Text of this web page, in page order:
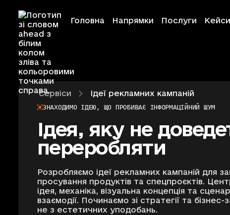
Головна Напрямки
Ahead Creative
Ahead Event
Ahead
Послуги Кейси
Сервіси Ідеї рекламних кампаній
ЗНАХОДИМО ІДЕЮ, ЩО ПРОБИВАЄ ІНФОРМАЦІЙНИЙ ШУМ
Ідея, яку не
переробляти
Розробляємо ідеї рекламних кампаній для
просування продуктів та спецпроєктів.
ідея, механіка, візуальна концепція та
взаємодії. Починаємо зі стратегії та бізнес-
не з естетичних уподобань.